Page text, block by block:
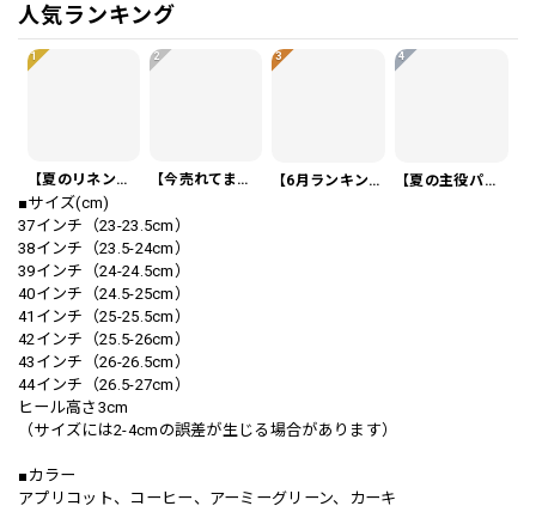
人気ランキング
1
【夏のリネンスーツ】リネンシングルブレストカジュアルスーツ SU0188
2
【今売れてます】編み込みベルト付き フラット サンダル 3color SH0128
3
【6月ランキング1位】プレートアクセントポロシャツ KA0826
4
【夏の主役パンツ】ワッフル カジュアル スリムスラックスパンツ PA0226
■サイズ(cm)
37インチ（23-23.5cm）
38インチ（23.5-24cm）
39インチ（24-24.5cm）
40インチ（24.5-25cm）
41インチ（25-25.5cm）
42インチ（25.5-26cm）
43インチ（26-26.5cm）
44インチ（26.5-27cm）
ヒール高さ3cm
（サイズには2-4cmの誤差が生じる場合があります）
■カラー
アプリコット、コーヒー、アーミーグリーン、カーキ